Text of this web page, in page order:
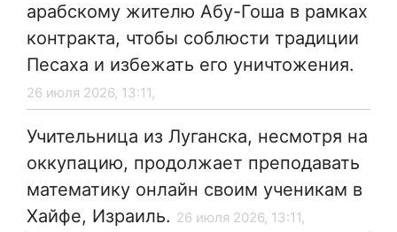
арабскому жителю Абу-Гоша в рамках
контракта, чтобы соблюсти традиции
Песаха и избежать его уничтожения.
26 июля 2026, 13:11,
Учительница из Луганска, несмотря на
оккупацию, продолжает преподавать
математику онлайн своим ученикам в
Хайфе, Израиль. 26 июля 2026, 13:11,